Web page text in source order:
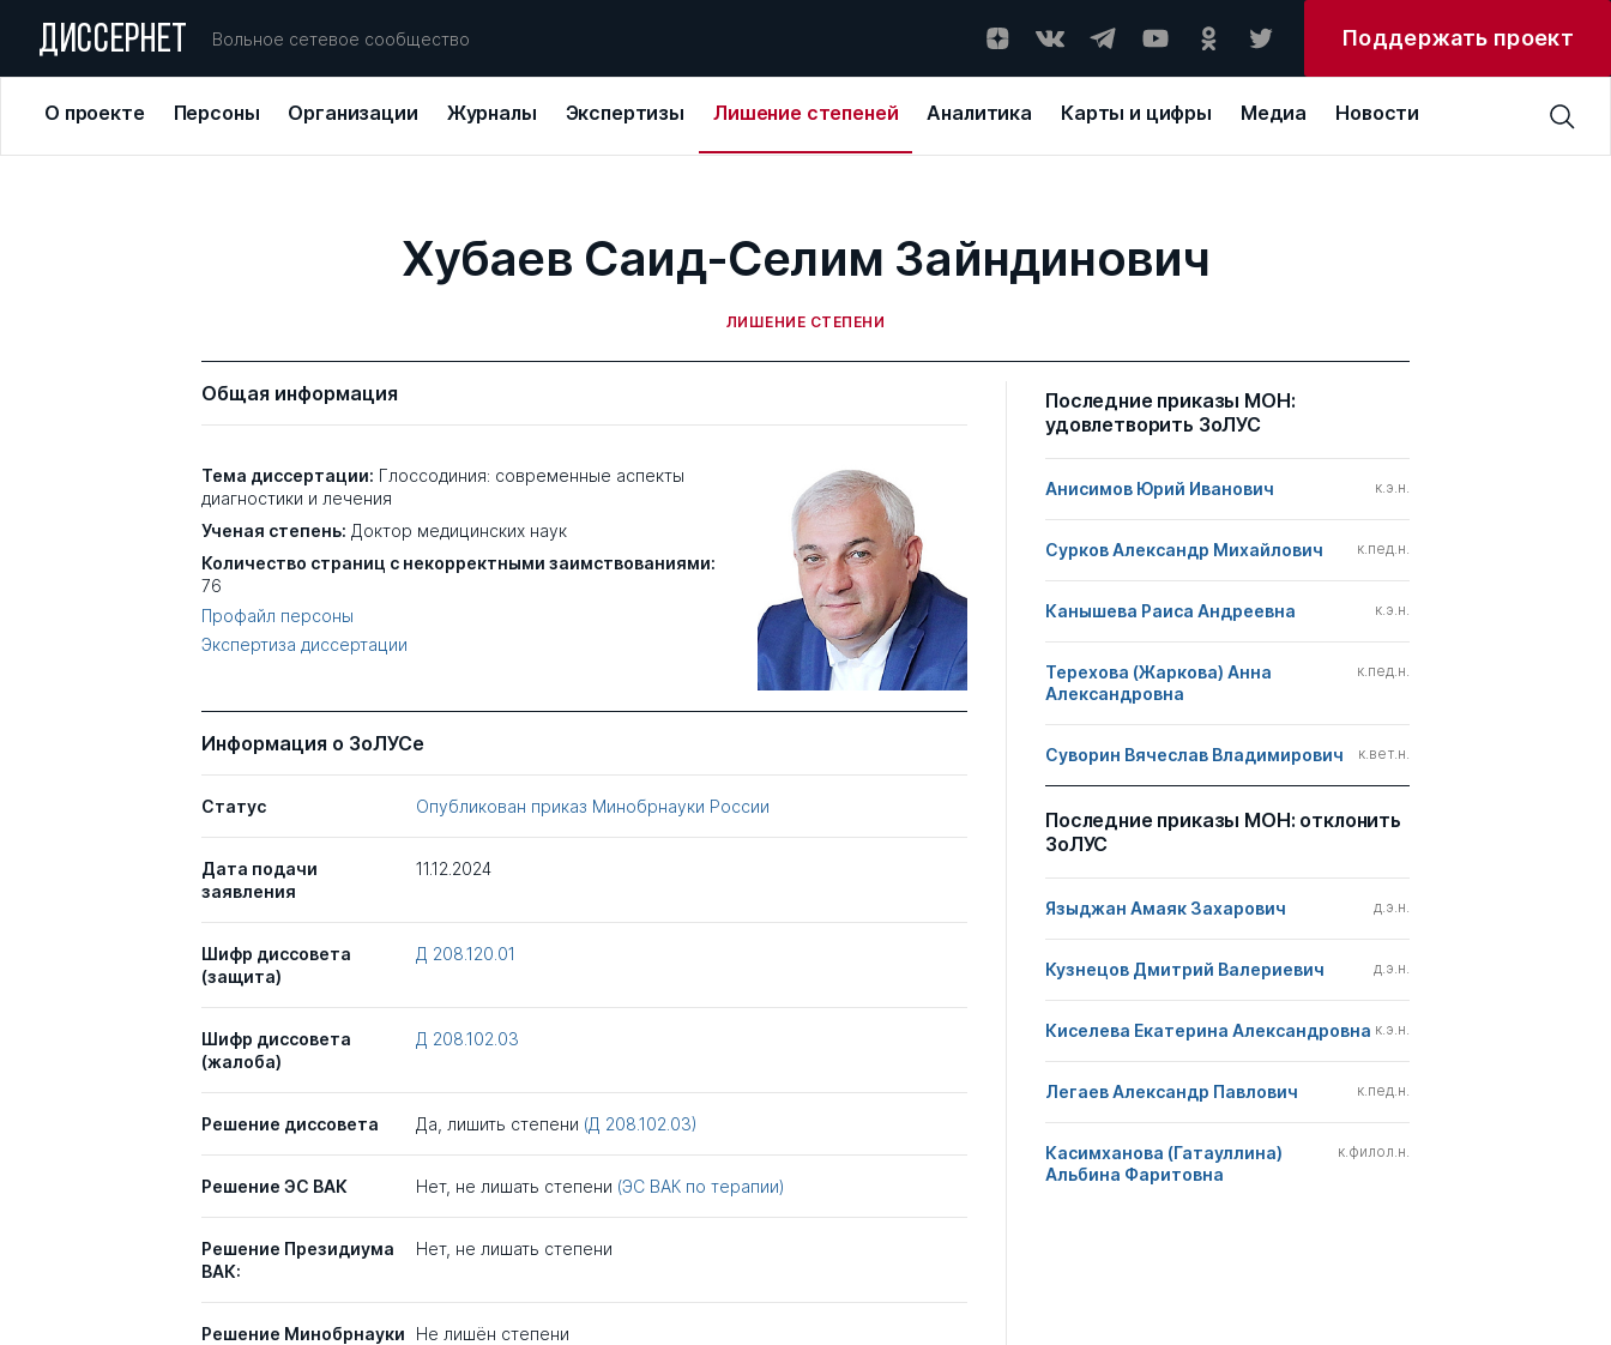
ДИССЕРНЕТ Вольное сетевое сообщество Поддержать проект
О проекте Персоны Организации Журналы Экспертизы Лишение степеней Аналитика Карты и цифры Медиа Новости
Хубаев Саид-Селим Зайндинович
ЛИШЕНИЕ СТЕПЕНИ
Общая информация
Тема диссертации: Глоссодиния: современные аспекты
диагностики и лечения
Ученая степень: Доктор медицинских наук
Количество страниц с некорректными заимствованиями:
76
Профайл персоны
Экспертиза диссертации
Информация о ЗоЛУСе
Статус Опубликован приказ Минобрнауки России
Дата подачи
заявления
11.12.2024
Шифр диссовета
(защита)
Д 208.120.01
Шифр диссовета
(жалоба)
Д 208.102.03
Решение диссовета Да, лишить степени (Д 208.102.03)
Решение ЭС ВАК Нет, не лишать степени (ЭС ВАК по терапии)
Решение Президиума
ВАК:
Нет, не лишать степени
Решение Минобрнауки Не лишён степени
Последние приказы МОН:
удовлетворить ЗоЛУС
Анисимов Юрий Иванович к.э.н.
Сурков Александр Михайлович к.пед.н.
Канышева Раиса Андреевна к.э.н.
Терехова (Жаркова) Анна
Александровна
к.пед.н.
Суворин Вячеслав Владимирович к.вет.н.
Последние приказы МОН: отклонить
ЗоЛУС
Языджан Амаяк Захарович д.э.н.
Кузнецов Дмитрий Валериевич д.э.н.
Киселева Екатерина Александровна к.э.н.
Легаев Александр Павлович к.пед.н.
Касимханова (Гатауллина)
Альбина Фаритовна
к.филол.н.